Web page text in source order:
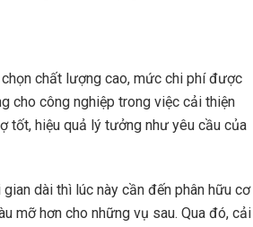
chất lượng cao, mức chi phí được
cho công nghiệp trong việc cải thiện
tốt, hiệu quả lý tưởng như yêu cầu của
dài thì lúc này cần đến phân hữu cơ
mỡ hơn cho những vụ sau. Qua đó, cải